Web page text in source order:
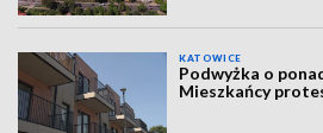
KATOWICE
Podwyżka o
Mieszkańcy